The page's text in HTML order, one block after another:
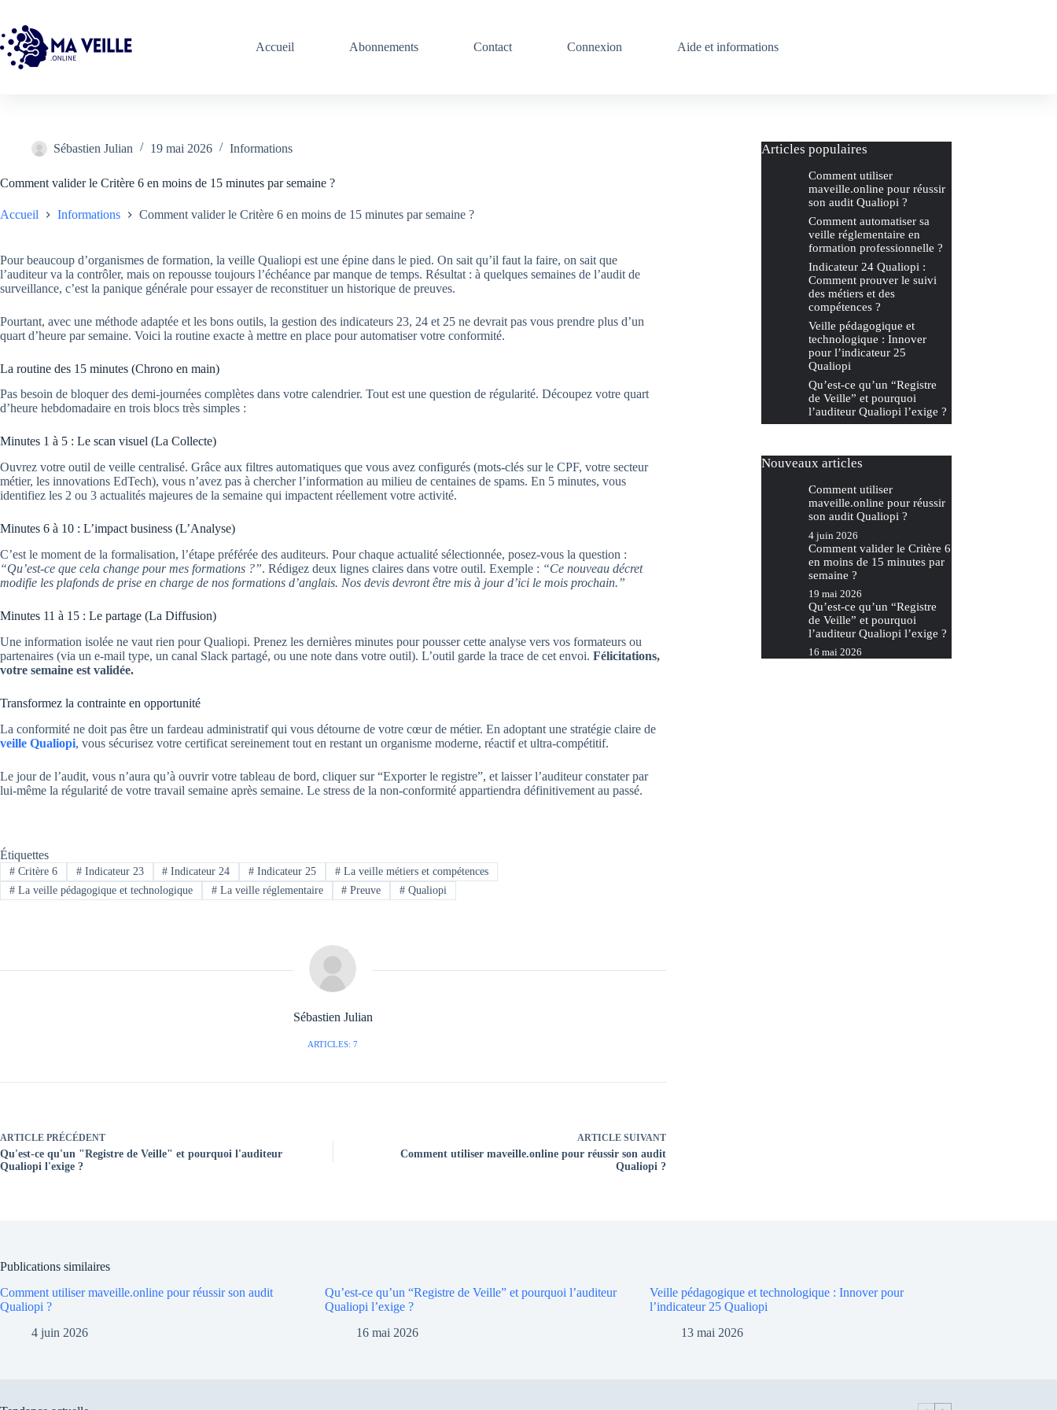
contenu
Accueil
Abonnements Contact Connexion Aide et informations
Sébastien Julian 19 mai 2026 Informations
Comment valider le Critère 6 en moins de 15 minutes par semaine ?
Accueil Informations Comment valider le Critère 6 en moins de 15 minutes par semaine ?
Pour beaucoup d’organismes de formation, la veille Qualiopi est une épine dans le pied. On sait qu’il faut la faire, on sait que
l’auditeur va la contrôler, mais on repousse toujours l’échéance par manque de temps. Résultat : à quelques semaines de l’audit de
surveillance, c’est la panique générale pour essayer de reconstituer un historique de preuves.
Pourtant, avec une méthode adaptée et les bons outils, la gestion des indicateurs 23, 24 et 25 ne devrait pas vous prendre plus d’un
quart d’heure par semaine. Voici la routine exacte à mettre en place pour automatiser votre conformité.
La routine des 15 minutes (Chrono en main)
Pas besoin de bloquer des demi-journées complètes dans votre calendrier. Tout est une question de régularité. Découpez votre quart
d’heure hebdomadaire en trois blocs très simples :
Minutes 1 à 5 : Le scan visuel (La Collecte)
Ouvrez votre outil de veille centralisé. Grâce aux filtres automatiques que vous avez configurés (mots-clés sur le CPF, votre secteur
métier, les innovations EdTech), vous n’avez pas à chercher l’information au milieu de centaines de spams. En 5 minutes, vous
identifiez les 2 ou 3 actualités majeures de la semaine qui impactent réellement votre activité.
Minutes 6 à 10 : L’impact business (L’Analyse)
C’est le moment de la formalisation, l’étape préférée des auditeurs. Pour chaque actualité sélectionnée, posez-vous la question :
“Qu’est-ce que cela change pour mes formations ?”. Rédigez deux lignes claires dans votre outil. Exemple : “Ce nouveau décret
modifie les plafonds de prise en charge de nos formations d’anglais. Nos devis devront être mis à jour d’ici le mois prochain.”
Minutes 11 à 15 : Le partage (La Diffusion)
Une information isolée ne vaut rien pour Qualiopi. Prenez les dernières minutes pour pousser cette analyse vers vos formateurs ou
partenaires (via un e-mail type, un canal Slack partagé, ou une note dans votre outil). L’outil garde la trace de cet envoi. Félicitations,
votre semaine est validée.
Transformez la contrainte en opportunité
La conformité ne doit pas être un fardeau administratif qui vous détourne de votre cœur de métier. En adoptant une stratégie claire de
veille Qualiopi, vous sécurisez votre certificat sereinement tout en restant un organisme moderne, réactif et ultra-compétitif.
Le jour de l’audit, vous n’aura qu’à ouvrir votre tableau de bord, cliquer sur “Exporter le registre”, et laisser l’auditeur constater par
lui-même la régularité de votre travail semaine après semaine. Le stress de la non-conformité appartiendra définitivement au passé.
Étiquettes
#Critère 6 #Indicateur 23 # Indicateur 24 # Indicateur 25 # La veille métiers et compétences
#La veille pédagogique et technologique #La veille réglementaire # Preuve # Qualiopi
Sébastien Julian
ARTICLES: 7
ARTICLE PRÉCÉDENT
Qu'est-ce qu'un "Registre de Veille" et pourquoi l'auditeur
Qualiopi l'exige ?
ARTICLESUIVANT
Comment utiliser maveille.online pour réussir son audit
Qualiopi ?
Articles populaires
Comment utiliser
maveille.online pour réussir
son audit Qualiopi ?
Comment automatiser sa
veille réglementaire en
formation professionnelle ?
Indicateur 24 Qualiopi :
Comment prouver le suivi
des métiers et des
compétences ?
Veille pédagogique et
technologique : Innover
pour l’indicateur 25
Qualiopi
Qu’est-ce qu’un “Registre
de Veille” et pourquoi
l’auditeur Qualiopi l’exige ?
Nouveaux articles
Comment utiliser
maveille.online pour réussir
son audit Qualiopi ?
4 juin 2026
Comment valider le Critère 6
en moins de 15 minutes par
semaine ?
19 mai 2026
Qu’est-ce qu’un “Registre
de Veille” et pourquoi
l’auditeur Qualiopi l’exige ?
16 mai 2026
Publications similaires
Comment utiliser maveille.online pour réussir son audit
Qualiopi ?
4 juin 2026
Qu’est-ce qu’un “Registre de Veille” et pourquoi l’auditeur
Qualiopi l’exige ?
16 mai 2026
Veille pédagogique et technologique : Innover pour
l’indicateur 25 Qualiopi
13 mai 2026